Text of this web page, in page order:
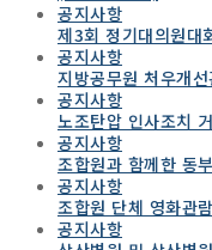
공지사항
제3회 정기대의원
공지사항
지방공무원 처우개
공지사항
노조탄압 인사조치
공지사항
조합원과 함께한 동
공지사항
조합원 단체 영화관
공지사항